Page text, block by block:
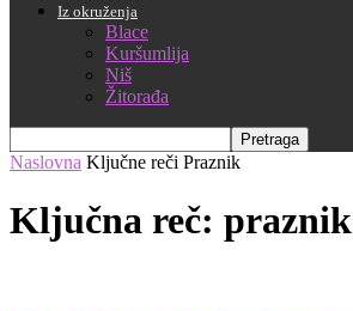
Iz okruženja
Blace
Kuršumlija
Niš
Žitorađa
Naslovna Ključne reči Praznik
Ključna reč: praznik